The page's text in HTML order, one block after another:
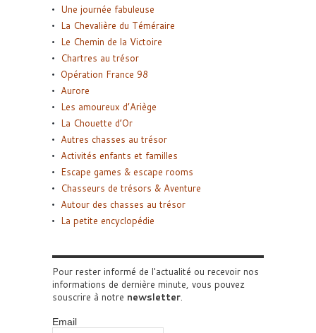
Une journée fabuleuse
La Chevalière du Téméraire
Le Chemin de la Victoire
Chartres au trésor
Opération France 98
Aurore
Les amoureux d’Ariège
La Chouette d’Or
Autres chasses au trésor
Activités enfants et familles
Escape games & escape rooms
Chasseurs de trésors & Aventure
Autour des chasses au trésor
La petite encyclopédie
Pour rester informé de l'actualité ou recevoir nos
informations de dernière minute, vous pouvez
souscrire à notre newsletter.
Email